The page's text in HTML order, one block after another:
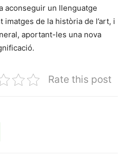
aconseguir un llenguatge
de la història de l’art, i
aportant-les una nova
Rate this post